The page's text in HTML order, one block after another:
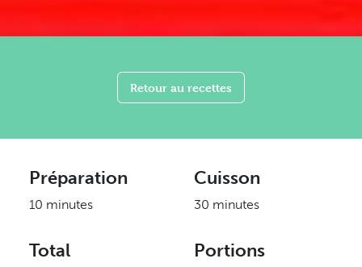
Retour au recettes
Préparation
10 minutes
Cuisson
30 minutes
Total Portions